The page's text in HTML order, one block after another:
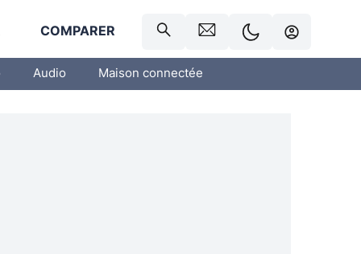
COMPARER
Audio Maison connectée